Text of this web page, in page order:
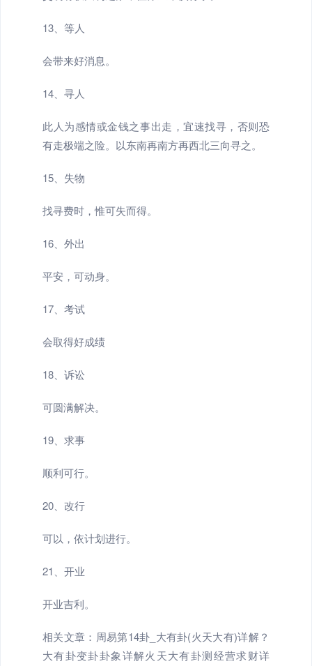
13、等人
会带来好消息。
14、寻人
此人为感情或金钱之事出走，宜速找寻，否则恐
有走极端之险。以东南再南方再西北三向寻之。
15、失物
找寻费时，惟可失而得。
16、外出
平安，可动身。
17、考试
会取得好成绩
18、诉讼
可圆满解决。
19、求事
顺利可行。
20、改行
可以，依计划进行。
21、开业
开业吉利。
相关文章：周易第14卦_大有卦(火天大有)详解？
大有卦变卦卦象详解火天大有卦测经营求财详